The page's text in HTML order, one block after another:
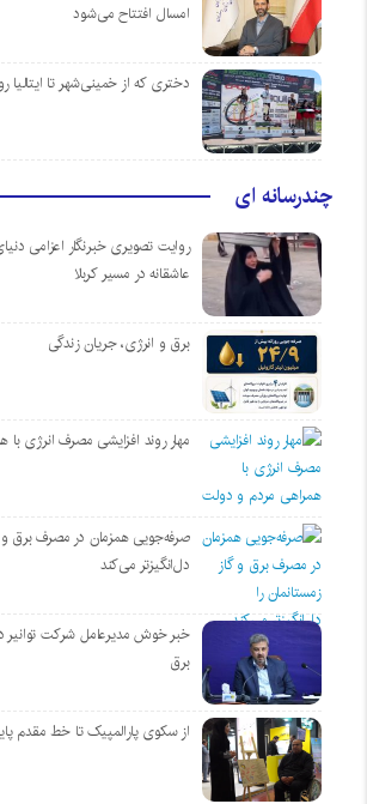
امسال افتتاح می‌شود
دختری که از خمینی‌شهر تا
چندرسانه ای
روایت تصویری خبرنگار اعزامی
عاشقانه در مسیر کربلا
برق و انرژی، جریان زندگی
مهار روند افزایشی مصرف انرژی
صرفه‌جویی همزمان در مصرف برق و
دل‌انگیزتر می‌کند
خبر خوش مدیرعامل شرکت
برق
از سکوی پارالمپیک تا خط مقدم